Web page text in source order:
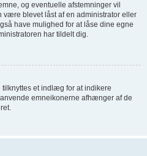
og eventuelle afstemninger vil
være blevet låst af en administrator eller
have mulighed for at låse dine egne
har tildelt dig.
et indlæg for at indikere
emneikonerne afhænger af de